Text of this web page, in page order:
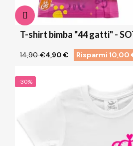
T-shirt bimba "44 gatti" -
14,90 €4,90 € Risparmi 10,00
-30%